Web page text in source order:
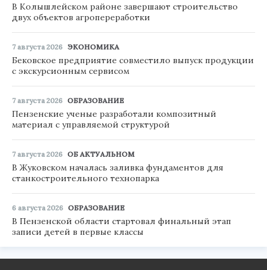
В Колышлейском районе завершают строительство
двух объектов агропереработки
7 августа 2026 ЭКОНОМИКА
Бековское предприятие совместило выпуск продукции
с экскурсионным сервисом
7 августа 2026 ОБРАЗОВАНИЕ
Пензенские ученые разработали композитный
материал с управляемой структурой
7 августа 2026 ОБ АКТУАЛЬНОМ
В Жуковском началась заливка фундаментов для
станкостроительного технопарка
6 августа 2026 ОБРАЗОВАНИЕ
В Пензенской области стартовал финальный этап
записи детей в первые классы